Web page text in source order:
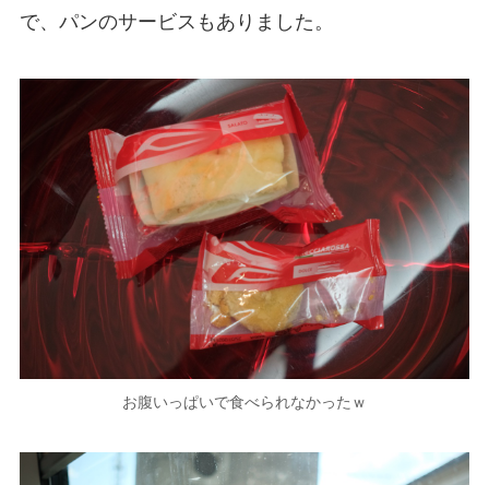
で、パンのサービスもありました。
お腹いっぱいで食べられなかったｗ